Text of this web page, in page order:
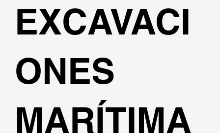
EXCAVACI
ONES
MARÍTIMA